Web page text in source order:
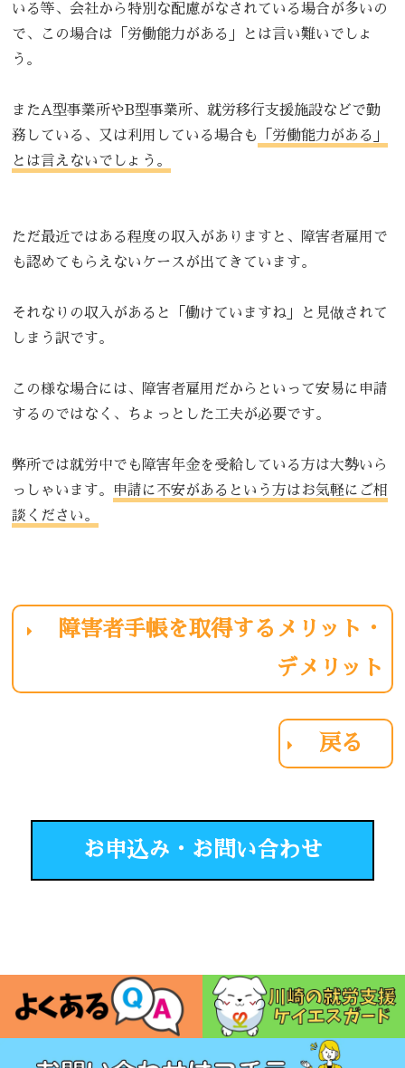
いる等、会社から特別な配慮がなされている場合が多いの
で、この場合は「労働能力がある」とは言い難いでしょ
う。
またA型事業所やB型事業所、就労移行支援施設などで勤
務している、又は利用している場合も
「労働能力がある」
とは言えないでしょう。
ただ最近ではある程度の収入がありますと、障害者雇用で
も認めてもらえないケースが出てきています。
それなりの収入があると「働けていますね」と見做されて
しまう訳です。
この様な場合には、障害者雇用だからといって安易に申請
するのではなく、ちょっとした工夫が必要です。
弊所では就労中でも障害年金を受給している方は大勢いら
っしゃいます。 申請に不安があるという方はお気軽にご相
談ください。
障害者手帳を取得するメリット・
デメリット
戻る
お申込み・お問い合わせ
就労継続支援B事業所|会社概要 お問い合わせ| プライバシーポ
リシー|サイトマップ
統合失調症 と
双極性障害 と
は
うつ病 と
は
自閉スペクトラム症
とは